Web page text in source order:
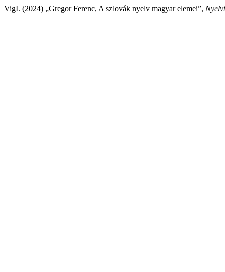
VigI. (2024) „Gregor Ferenc, A szlovák nyelv magyar elemei”,